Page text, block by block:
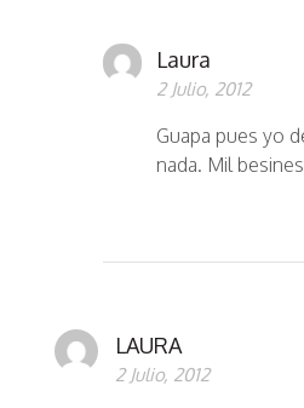
Laura
2 Julio, 2012
Guapa pues yo
nada. Mil besines
LAURA
2 Julio, 2012